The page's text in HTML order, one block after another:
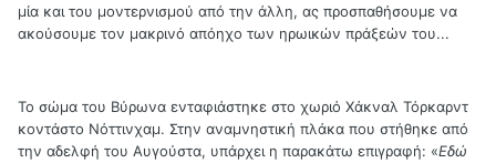
μία και του μοντερνισμού από την άλλη, ας προσπαθήσουμε να
ακούσουμε τον μακρινό απόηχο των ηρωικών πράξεών του...
Το σώμα του Βύρωνα ενταφιάστηκε στο χωριό Χάκναλ Τόρκαρντ
κοντάστο Νόττινχαμ. Στην αναμνηστική πλάκα που στήθηκε από
την αδελφή του Αυγούστα, υπάρχει η παρακάτω επιγραφή: «Εδώ